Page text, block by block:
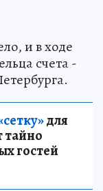
и в ходе
счета -
для
тайно
гостей